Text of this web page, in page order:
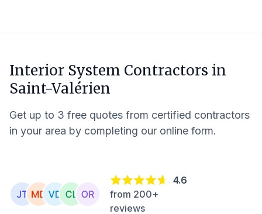
Interior System Contractors in
Saint-Valérien
Get up to 3 free quotes from certified contractors
in your area by completing our online form.
4.6
from 200+
reviews